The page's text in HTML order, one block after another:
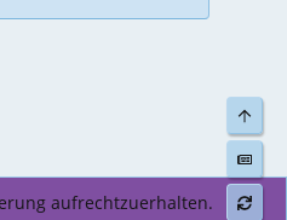
aufrechtzuerhalten.